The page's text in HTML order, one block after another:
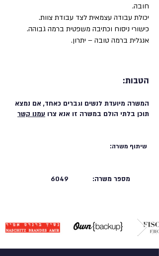
חובה.
יכולת עבודה עצמאית לצד עבודת צוות.
כישורי ניסוח וכתיבה משפטית ברמה גבוהה.
אנגלית ברמה טובה – יתרון.
הטבות:
המשרה מיועדת לנשים וגברים כאחד, אם נמצא
תוכן בלתי הולם במשרה זו אנא צרו עמנו קשר
שיתוף משרה:
6049 מספר משרה: